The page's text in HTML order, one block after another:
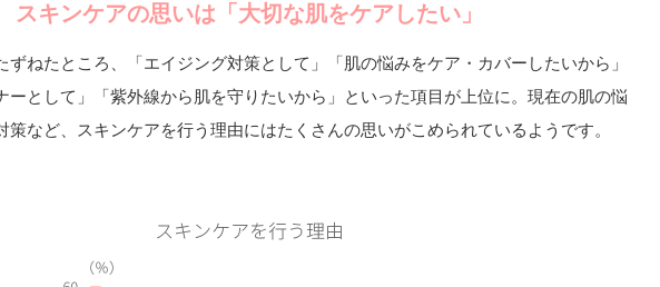
スキンケアの思いは「大切な肌をケアしたい」
ずねたところ、「エイジング対策として」「肌の悩みをケア・カバーしたいから」
ーとして」「紫外線から肌を守りたいから」といった項目が上位に。現在の肌の悩
策など、スキンケアを行う理由にはたくさんの思いがこめられているようです。